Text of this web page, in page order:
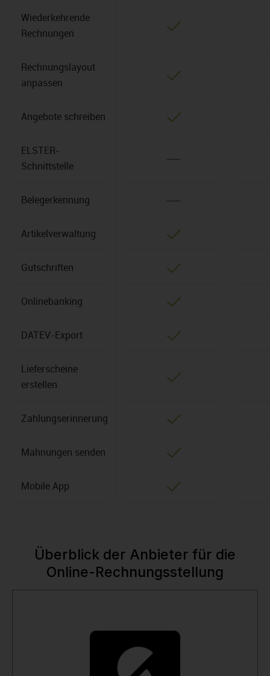
Wiederkehrende
Rechnungen
Rechnungslayout
anpassen
Angebote schreiben
ELSTER-
Schnittstelle
Belegerkennung
Artikelverwaltung
Gutschriften
Onlinebanking
DATEV-Export
Lieferscheine
erstellen
Zahlungserinnerung
Mahnungen senden
Mobile App
Überblick der Anbieter für die
Online-Rechnungsstellung